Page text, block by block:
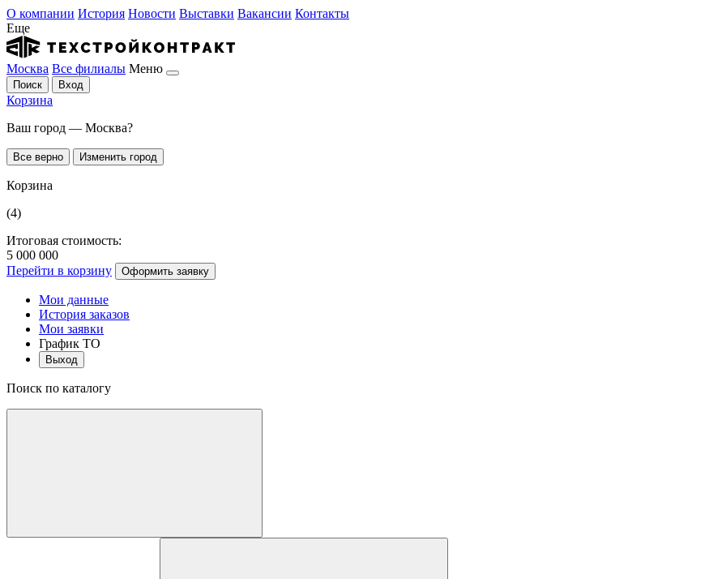
О компании История Новости Выставки Вакансии Контакты
Еще
Москва Все филиалы Меню
Поиск Вход
Корзина
Ваш город — Москва?
Все верно Изменить город
Корзина
(4)
Итоговая стоимость:
5 000 000
Перейти в корзину
Оформить заявку
Мои данные
История заказов
Мои заявки
График ТО
Выход
Поиск по каталогу